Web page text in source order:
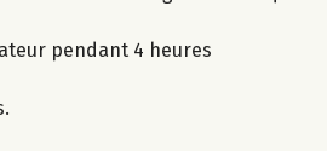
pendant 4 heures